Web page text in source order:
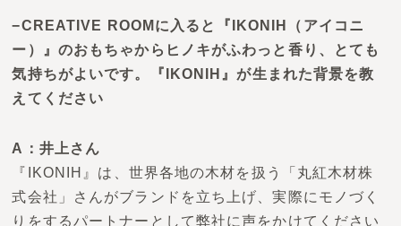
−CREATIVE ROOMに入ると『IKONIH（アイコニ
ー）』のおもちゃからヒノキがふわっと香り、とても
気持ちがよいです。『IKONIH』が生まれた背景を教
えてください
A：井上さん
『IKONIH』 は、世界各地の木材を扱う
「丸紅木材株
式会社」
さんがブランドを立ち上げ、実際に モノづく
りをするパートナーとして弊社に声をかけてください